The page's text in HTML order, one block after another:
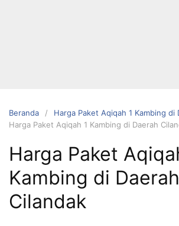
HUBUNGI
KAMI
Beranda
Harga Paket Aqiqah 1 Kambing di
Harga Paket Aqiqah 1 Kambing di Daerah
Harga Paket
Kambing di Daerah
Cilandak